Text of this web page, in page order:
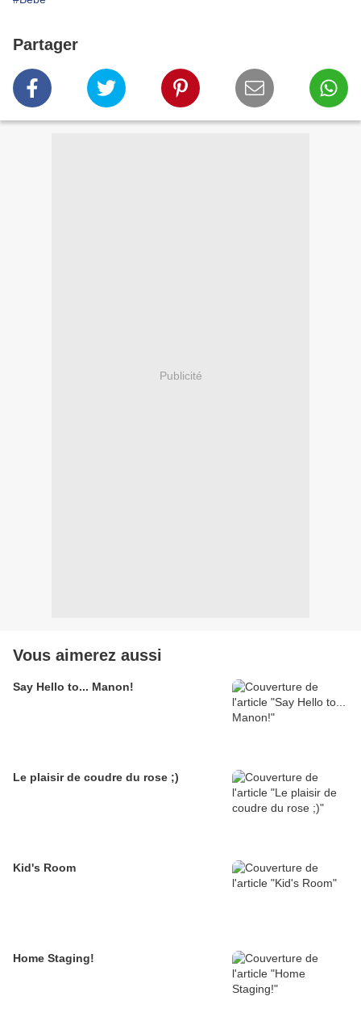
Partager
Publicité
Vous aimerez aussi
Say Hello to... Manon!
Le plaisir de coudre du rose ;)
Kid's Room
Home Staging!